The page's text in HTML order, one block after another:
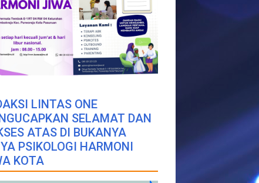
LINTAS ONE
SELAMAT DAN
ATAS DI BUKANYA
PSIKOLOGI HARMONI
KOTA